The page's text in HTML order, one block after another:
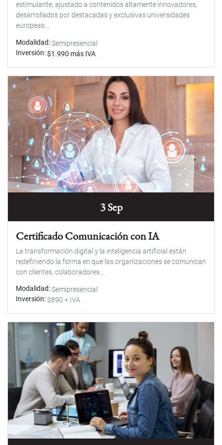
estimulante, ajustado a contenidos altamente innovadores,
desarrollados por destacadas y exclusivas universidades
europeas...
Modalidad Semipresencial
Inversión $1.990 más IVA
3 Sep
Certificado Comunicación con IA
La transformación digital y la inteligencia artificial están
redefiniendo la forma en que las organizaciones se comunican
con clientes, colaboradores...
Modalidad Semipresencial
Inversión $890 + IVA